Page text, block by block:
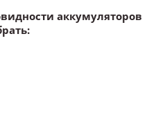
аккумуляторов